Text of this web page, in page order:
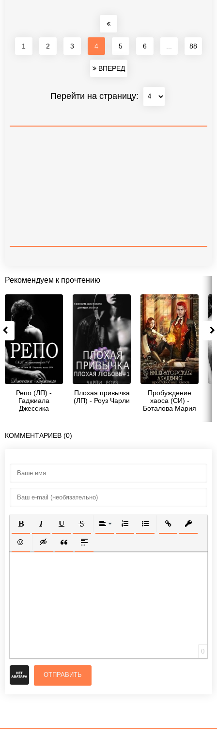
1 2 3 4 5 6 88
ВПЕРЕД
Перейти на страницу:
Рекомендуем к прочтению
Репо (ЛП) -
Гаджиала
Джессика
Плохая привычка
(ЛП) - Роуз Чарли
Пробуждение
хаоса (СИ) -
Боталова Мария
КОММЕНТАРИЕВ (0)
ПОЛУЖИРНЫЙ
КУРСИВПОДЧЕРКНУТЫЙ
ЗАЧЕРКНУТЫЙВЫРАВНИВАНИЕ
НУМЕРОВАННЫЙ СПИСОК
МАРКИРОВАННЫЙ
ВСТАВИТЬ
ВСТАВИТЬ СМАЙЛИК
ВСТАВКА СКРЫТОГО ТЕКСТА
ВСТАВКА ЦИТАТЫ
ВСТАВКА СПОЙЛЕРА
0
ОТПРАВИТЬ